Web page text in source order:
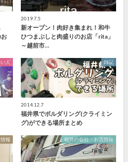
2019.7.5
新オープン！肉好き集まれ！和牛
ひつまぶしと肉盛りのお店「rita」
～越前市…
人 雑記
2014.12.7
福井県でボルダリング(クライミン
グ)ができる場所まとめ
報 福井の会社・お店情報